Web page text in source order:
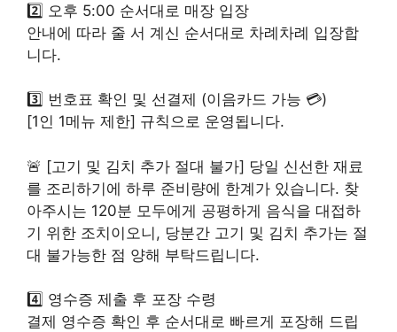
2️⃣ 오후 5:00 순서대로 매장 입장
안내에 따라 줄 서 계신 순서대로 차례차례 입장합
니다.
3️⃣ 번호표 확인 및 선결제 (이음카드 가능 💳)
[1인 1메뉴 제한] 규칙으로 운영됩니다.
🚨 [고기 및 김치 추가 절대 불가] 당일 신선한 재료
를 조리하기에 하루 준비량에 한계가 있습니다. 찾
아주시는 120분 모두에게 공평하게 음식을 대접하
기 위한 조치이오니, 당분간 고기 및 김치 추가는 절
대 불가능한 점 양해 부탁드립니다.
4️⃣ 영수증 제출 후 포장 수령
결제 영수증 확인 후 순서대로 빠르게 포장해 드립